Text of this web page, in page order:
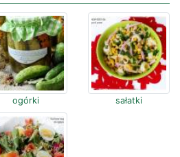
ogórki sałatki